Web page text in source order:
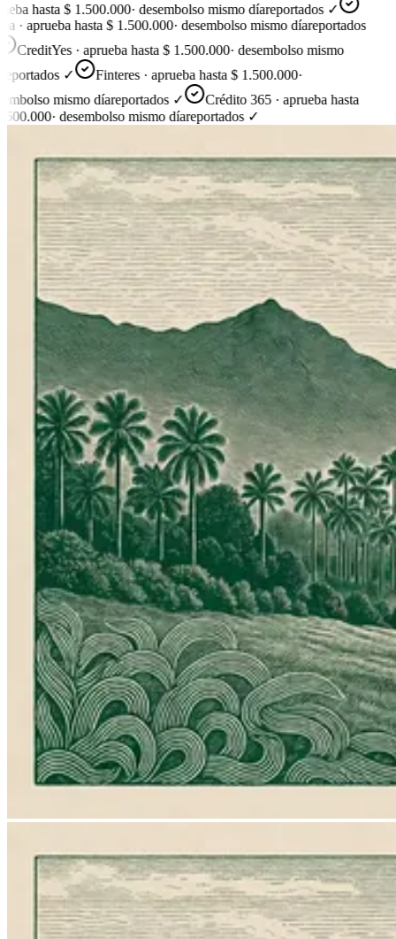
hasta $ 1.500.000·desembolso mismo díareportados ✓
· aprueba hasta $ 1.500.000·desembolso mismo díareportados
CreditYes · aprueba hasta $ 1.500.000·desembolso mismo
✓
Finteres · aprueba hasta $ 1.500.000·
mismo díareportados ✓
Crédito 365 · aprueba hasta
·desembolso mismo díareportados ✓